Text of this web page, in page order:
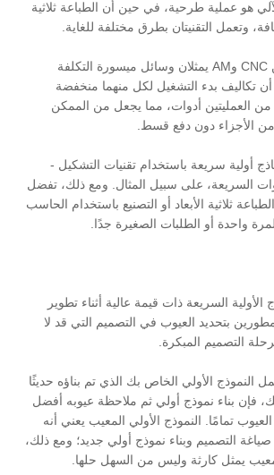
هو عملية طرحية، في حين أن الطباعة ثلاثية
وتعمل التقنيتان بطرق مختلفة للغاية.
ومع ذلك، فإن كلا من CNC وAM يمثلان وسائل ميسورة التكلفة
أن تكاليف بدء التشغيل لكل منهما منخفضة
من العمليتين أدوات، مما يجعل من الممكن
الأجزاء دون دفع قسط.
أولية سريعة باستخدام تقنيات التشكيل -
السريعة، على سبيل المثال. ومع ذلك، تفضل
ثلاثية الأبعاد أو التصنيع باستخدام الحاسب
لمرة واحدة أو الطلبات الصغيرة جدًا.
السريعة ذات قيمة عالية أثناء تطوير
بتحديد العيوب في التصميم التي قد لا
التصميم المبكرة.
النموذج الأولي الخاص بك الذي تم بناؤه حديثًا
فإن بناء نموذج أولي ثم ملاحظة عيوبه أفضل
تمامًا. النموذج الأولي المعيب يعني أنه
التصميم وبناء نموذج أولي جديد؛ ومع ذلك،
يمثل كارثة وليس من السهل حلها.